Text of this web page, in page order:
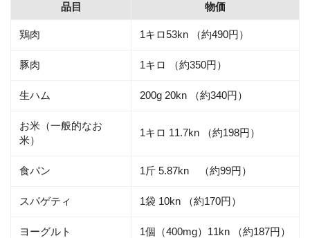
品目 物価
鶏肉 1キロ53kn （約490円）
豚肉 1キロ （約350円）
生ハム 200g 20kn （約340円）
お米（一般的なお
米）
1キロ 11.7kn （約198円）
食パン 1斤 5.87kn （約99円）
スパゲティ 1袋 10kn （約170円）
ヨーグルト 1個（400mg）11kn （約187円）